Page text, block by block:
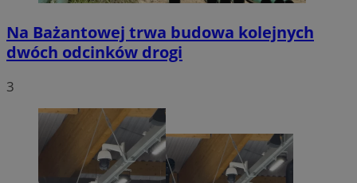
Na Bażantowej trwa budowa kolejnych
dwóch odcinków drogi
3